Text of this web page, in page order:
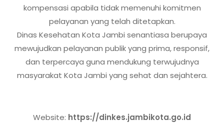
kompensasi apabila tidak memenuhi komitmen
pelayanan yang telah ditetapkan.
Dinas Kesehatan Kota Jambi senantiasa berupaya
mewujudkan pelayanan publik yang prima, responsif,
dan terpercaya guna mendukung terwujudnya
masyarakat Kota Jambi yang sehat dan sejahtera.
Website: https://dinkes.jambikota.go.id